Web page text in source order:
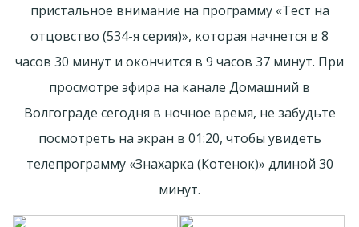
пристальное внимание на программу «Теcт на
oтцовство (534-я серия)», которая начнется в 8
часов 30 минут и окончится в 9 часов 37 минут. При
просмотре эфира на канале Домашний в
Волгограде сегодня в ночное время, не забудьте
посмотреть на экран в 01:20, чтобы увидеть
телепрограмму «Знaхaрка (Котенок)» длиной 30
минут.